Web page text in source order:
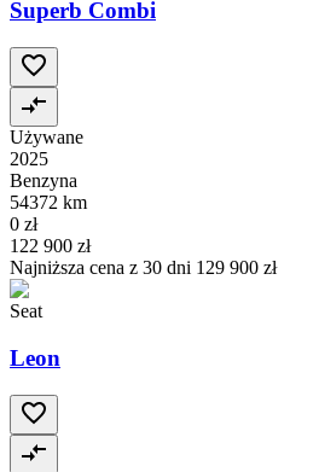
Superb Combi
Używane
2025
Benzyna
54372 km
0 zł
122 900 zł
Najniższa cena z 30 dni 129 900 zł
Seat
Leon